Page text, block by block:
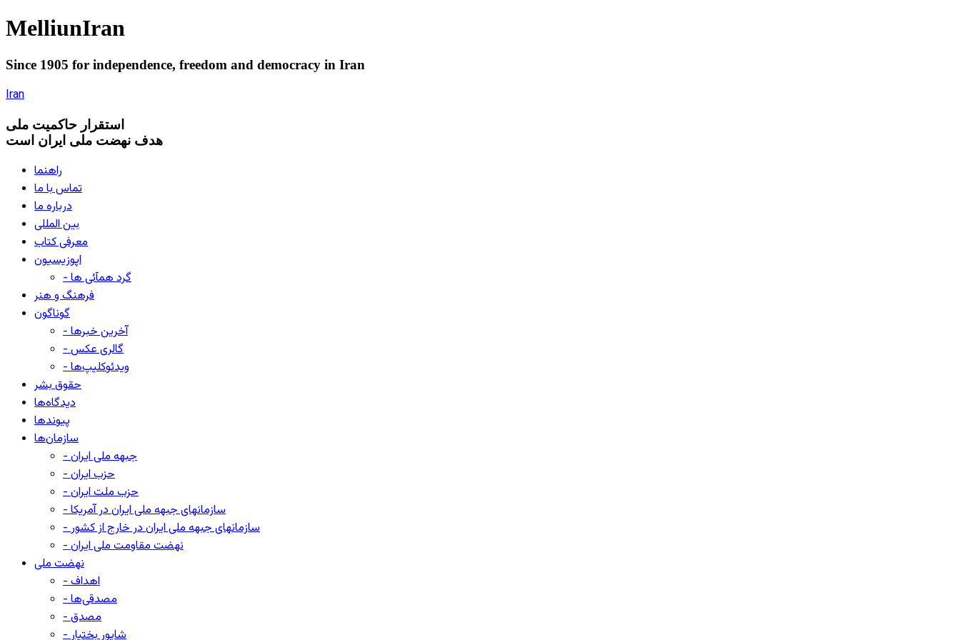
MelliunIran
Since 1905 for independence, freedom and democracy in Iran
Iran
استقرار حاکميت ملی
هدف نهضت ملی ایران است
راهنما
تماس با ما
درباره ما
بین المللی
معرفی کتاب
اپوزیسیون
- گرد همآئی ها
فرهنگ و هنر
گوناگون
- آخرین خبرها
- گالری عکس
- ویدئوکلیپ‌ها
حقوق بشر
دیدگاه‌ها
پیوندها
سازمان‌ها
- جبهه ملی ایران
- حزب ایران
- حزب ملت ایران
- سازمانهای جبهه ملی ایران در آمریکا
- سازمانهای جبهه ملی ایران در خارج از کشور
- نهضت مقاومت ملی ایران
نهضت ملی
- اهداف
- مصدقی‌ها
- مصدق
- شاپور بختیار